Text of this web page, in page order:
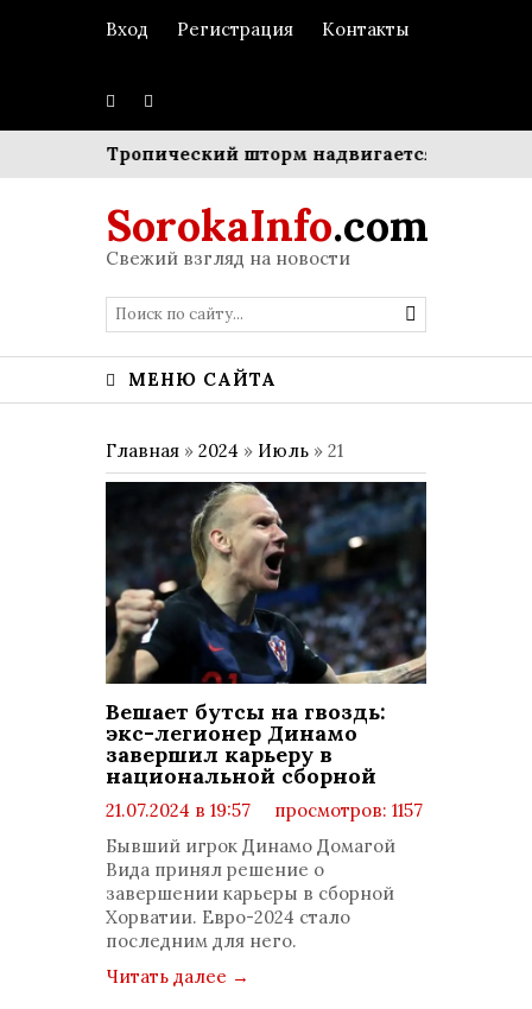
Вход Регистрация Контакты
Тропический шторм надвигается на
SorokaInfo.com
Свежий взгляд на новости
МЕНЮ САЙТА
Главная » 2024 » Июль » 21
Вешает бутсы на гвоздь:
экс-легионер Динамо
завершил карьеру в
национальной сборной
21.07.2024 в 19:57
просмотров: 1157
комментариев: 0
Бывший игрок Динамо Домагой
Вида принял решение о
завершении карьеры в сборной
Хорватии. Евро-2024 стало
последним для него.
Читать далее →